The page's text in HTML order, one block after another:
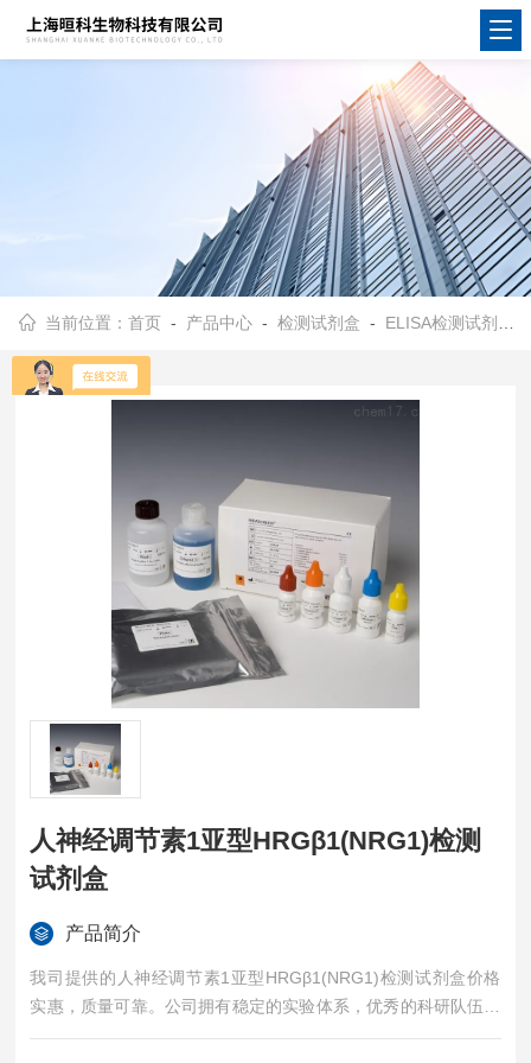
当前位置：首页 - 产品中心 -检测试剂盒 - ELISA检测试剂盒
人神经调节素1亚型HRGβ1(NRG1)检测
试剂盒
产品简介
我司提供的人神经调节素1亚型HRGβ1(NRG1)检测试剂盒价格
实惠，质量可靠。公司拥有稳定的实验体系，优秀的科研队伍，
准确的实验结果，是您值得信赖的合作伙伴，凡购买我司的试剂